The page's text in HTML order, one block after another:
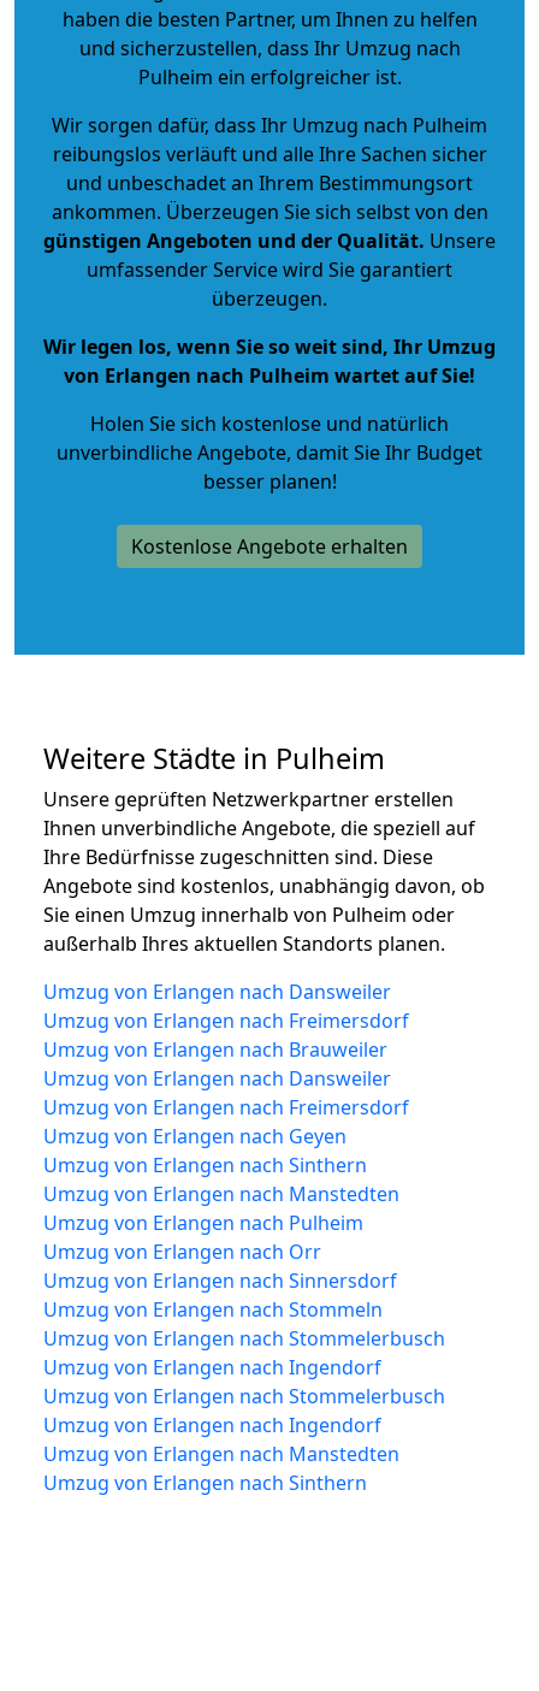
haben die besten Partner, um Ihnen zu helfen
und sicherzustellen, dass Ihr Umzug nach
Pulheim ein erfolgreicher ist.
Wir sorgen dafür, dass Ihr Umzug nach Pulheim
reibungslos verläuft und alle Ihre Sachen sicher
und unbeschadet an Ihrem Bestimmungsort
ankommen. Überzeugen Sie sich selbst von den
günstigen Angeboten und der Qualität. Unsere
umfassender Service wird Sie garantiert
überzeugen.
Wir legen los, wenn Sie so weit sind, Ihr Umzug
von Erlangen nach Pulheim wartet auf Sie!
Holen Sie sich kostenlose und natürlich
unverbindliche Angebote, damit Sie Ihr Budget
besser planen!
Kostenlose Angebote erhalten
Weitere Städte in Pulheim
Unsere geprüften Netzwerkpartner erstellen
Ihnen unverbindliche Angebote, die speziell auf
Ihre Bedürfnisse zugeschnitten sind. Diese
Angebote sind kostenlos, unabhängig davon, ob
Sie einen Umzug innerhalb von Pulheim oder
außerhalb Ihres aktuellen Standorts planen.
Umzug von Erlangen nach Dansweiler
Umzug von Erlangen nach Freimersdorf
Umzug von Erlangen nach Brauweiler
Umzug von Erlangen nach Dansweiler
Umzug von Erlangen nach Freimersdorf
Umzug von Erlangen nach Geyen
Umzug von Erlangen nach Sinthern
Umzug von Erlangen nach Manstedten
Umzug von Erlangen nach Pulheim
Umzug von Erlangen nach Orr
Umzug von Erlangen nach Sinnersdorf
Umzug von Erlangen nach Stommeln
Umzug von Erlangen nach Stommelerbusch
Umzug von Erlangen nach Ingendorf
Umzug von Erlangen nach Stommelerbusch
Umzug von Erlangen nach Ingendorf
Umzug von Erlangen nach Manstedten
Umzug von Erlangen nach Sinthern